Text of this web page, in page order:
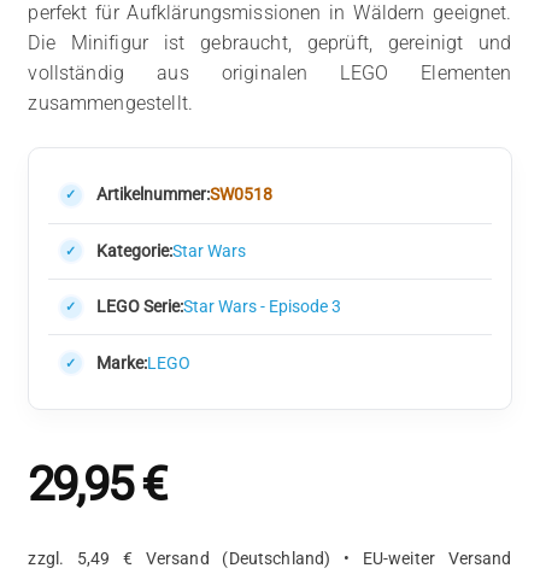
perfekt für Aufklärungsmissionen in Wäldern geeignet.
Die Minifigur ist gebraucht, geprüft, gereinigt und
vollständig aus originalen LEGO Elementen
zusammengestellt.
Artikelnummer:SW0518
Kategorie:Star Wars
LEGO Serie:Star Wars - Episode 3
Marke:LEGO
29,95€
zzgl. 5,49 € Versand (Deutschland) • EU-weiter Versand